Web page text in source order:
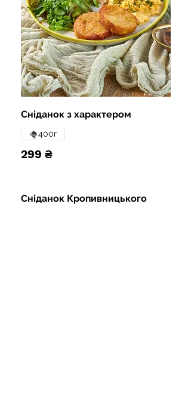
Сніданок з характером
299 ₴
400г
Сніданок Кропивницького